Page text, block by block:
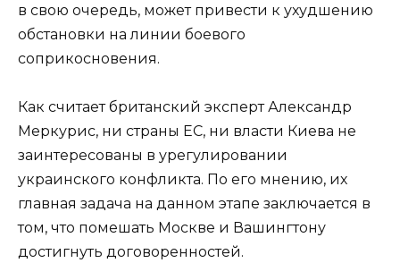
в свою очередь, может привести к ухудшению
обстановки на линии боевого
соприкосновения.
Как считает британский эксперт Александр
Меркурис, ни страны ЕС, ни власти Киева не
заинтересованы в урегулировании
украинского конфликта. По его мнению, их
главная задача на данном этапе заключается в
том, что помешать Москве и Вашингтону
достигнуть договоренностей.